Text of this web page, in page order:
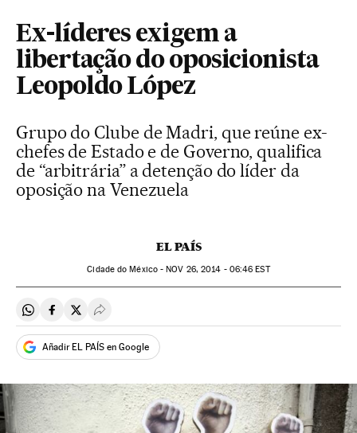
Ex-líderes exigem a
libertação do oposicionista
Leopoldo López
Grupo do Clube de Madri, que reúne ex-
chefes de Estado e de Governo, qualifica
de “arbitrária” a detenção do líder da
oposição na Venezuela
EL PAÍS
Cidade do México -NOV 26, 2014 - 06:46 EST
Compartir en Whatsapp
Compartir en Facebook
Compartir en Twitter
Desplegar Redes Sociales
Añadir EL PAÍS en Google